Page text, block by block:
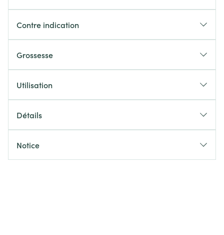
Contre indication
Grossesse
Utilisation
Détails
Notice